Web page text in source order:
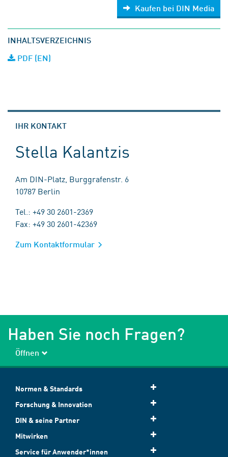
Kaufen bei DIN Media
INHALTSVERZEICHNIS
PDF (EN)
IHR KONTAKT
Stella Kalantzis
Am DIN-Platz, Burggrafenstr. 6
10787 Berlin
Tel.: +49 30 2601-2369
Fax: +49 30 2601-42369
Zum Kontaktformular
Haben Sie noch Fragen?
Öffnen
Normen & Standards
Forschung & Innovation
DIN & seine Partner
Mitwirken
Service für Anwender*innen